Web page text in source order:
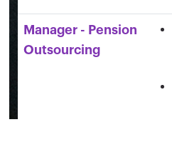
Manager - Pension
Outsourcing